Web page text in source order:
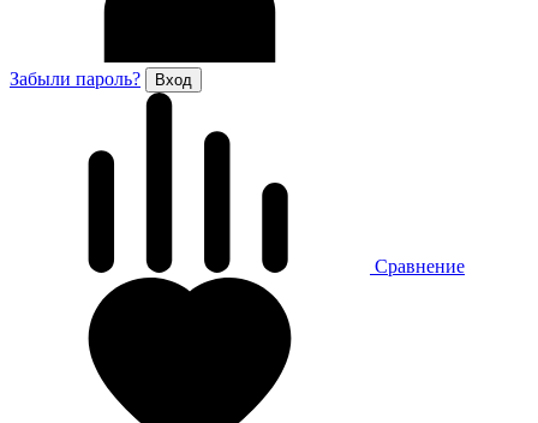
Забыли пароль?
Сравнение